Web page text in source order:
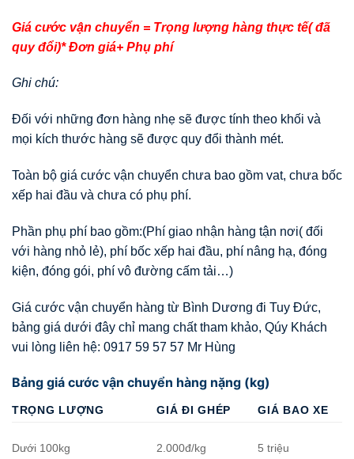
Giá cước vận chuyển = Trọng lượng hàng thực tế( đã
quy đổi)* Đơn giá+ Phụ phí
Ghi chú:
Đối với những đơn hàng nhẹ sẽ được tính theo khối và
mọi kích thước hàng sẽ được quy đổi thành mét.
Toàn bộ giá cước vận chuyển chưa bao gồm vat, chưa bốc
xếp hai đầu và chưa có phụ phí.
Phần phụ phí bao gồm:(Phí giao nhận hàng tận nơi( đối
với hàng nhỏ lẻ), phí bốc xếp hai đầu, phí nâng hạ, đóng
kiện, đóng gói, phí vô đường cấm tải…)
Giá cước vận chuyển hàng từ Bình Dương đi Tuy Đức,
bảng giá dưới đây chỉ mang chất tham khảo, Qúy Khách
vui lòng liên hệ: 0917 59 57 57 Mr Hùng
Bảng giá cước vận chuyển hàng nặng (kg)
TRỌNG LƯỢNG GIÁ ĐI GHÉP GIÁ BAO XE
Dưới 100kg 2.000đ/kg 5 triệu